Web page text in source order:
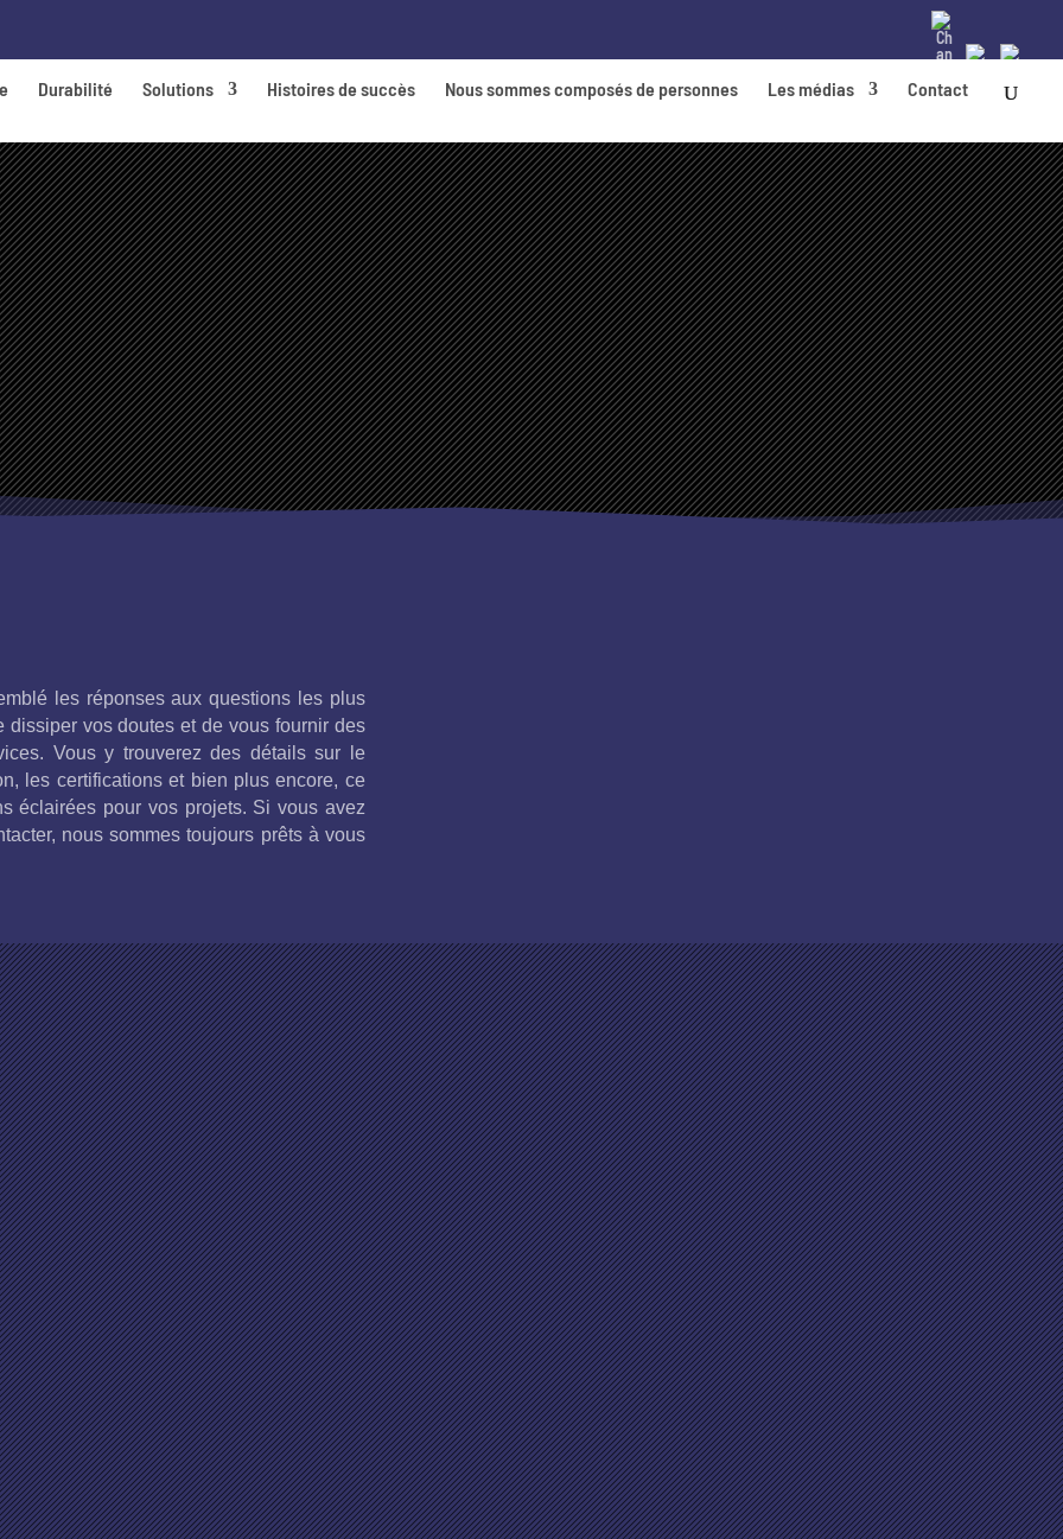
FAQ ZONE RÉSERVÉE
Durabilité Solutions Histoires de succès Nous sommes composés de personnes Les médias Contact
les réponses aux questions les plus
vos doutes et de vous fournir des
Vous y trouverez des détails sur le
les certifications et bien plus encore, ce
éclairées pour vos projets. Si vous avez
nous sommes toujours prêts à vous